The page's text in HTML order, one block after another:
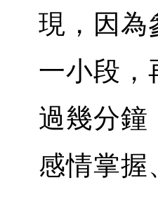
現，因為
一小段，
過幾分鐘
感情掌握